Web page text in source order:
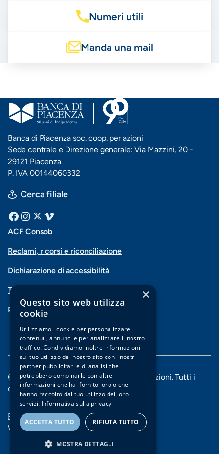
Numeri utili
Manda una mail
Banca di Piacenza soc. coop. per azioni
Sede centrale e Direzione generale: Via Mazzini, 20 -
29121 Piacenza
P. IVA 00144060332
Cerca filiale
Menu
social
Facebook
InstagramVimeo
Menu
navigazione
piè
di
pagina
ACF Consob
Reclami, ricorsi e riconciliazione
Dichiarazione di accessibilità
Trasparenza
PSD2-Open Banking
© 2025 Banca di Piacenza soc. coop. per azioni. Tutti i
diritti riservati.
Menu
di
Privacy e Cookie policy
Whistleblowing
×
Questo sito web utilizza
cookie
Utilizziamo i cookie per personalizzare
contenuti, annunci e per analizzare il nostro
traffico. Condividiamo inoltre informazioni
sul tuo utilizzo del nostro sito con i nostri
partner pubblicitari e di analisi che
potrebbero combinarle con altre
informazioni che hai fornito loro o che
hanno raccolto dal tuo utilizzo dei loro
servizi. Informativa sulla privacy
ACCETTA TUTTO RIFIUTA TUTTO
MOSTRA DETTAGLI